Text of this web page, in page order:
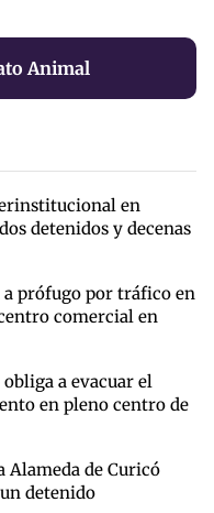
Animal
en
detenidos y decenas
prófugo por tráfico en
comercial en
a evacuar el
en pleno centro de
Alameda de Curicó
detenido